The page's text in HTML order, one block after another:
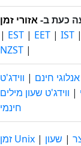
כעת ב-אזורי זמן
| EST | EET | IST |
NZST |
חינם | ווידג'ט
| ווידג'ט שעון מילים
חינמי
זמן Unix | | שעון